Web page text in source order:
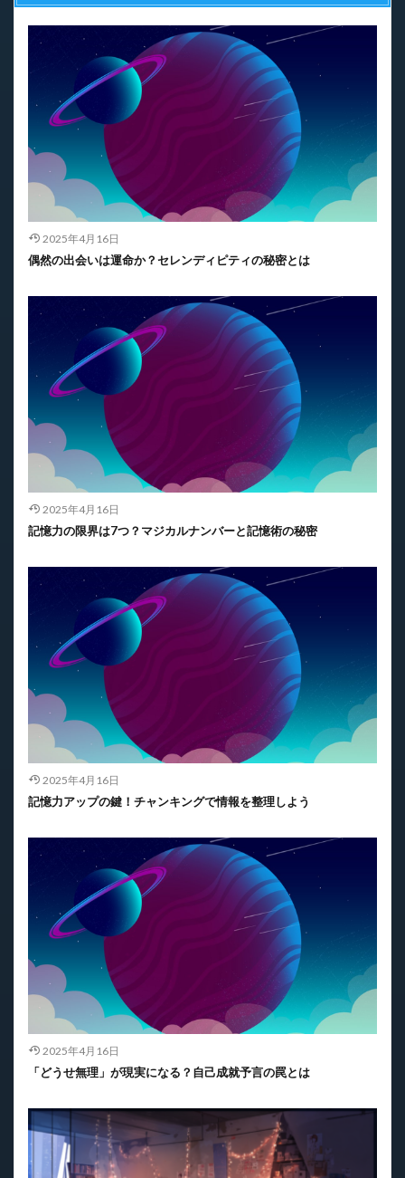
2025年4月16日
偶然の出会いは運命か？セレンディピティの秘密とは
2025年4月16日
記憶力の限界は7つ？マジカルナンバーと記憶術の秘密
2025年4月16日
記憶力アップの鍵！チャンキングで情報を整理しよう
2025年4月16日
「どうせ無理」が現実になる？自己成就予言の罠とは